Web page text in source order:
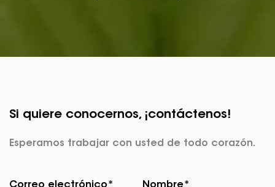
Si quiere conocernos, ¡contáctenos!
Esperamos trabajar con usted de todo corazón.